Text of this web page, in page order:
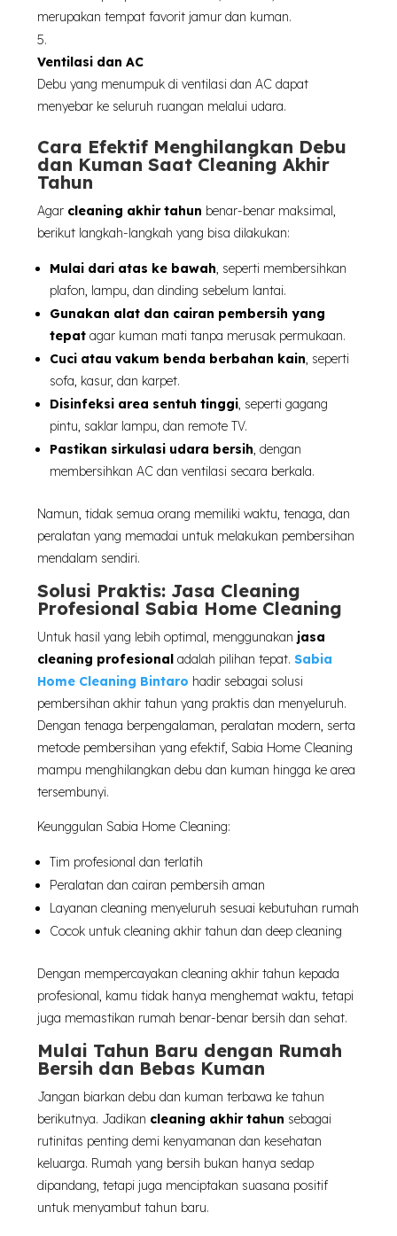
merupakan tempat favorit jamur dan kuman.
Ventilasi dan AC
Debu yang menumpuk di ventilasi dan AC dapat
menyebar ke seluruh ruangan melalui udara.
Cara Efektif Menghilangkan Debu
dan Kuman Saat Cleaning Akhir
Tahun
Agar cleaning akhir tahun benar-benar maksimal,
berikut langkah-langkah yang bisa dilakukan:
Mulai dari atas ke bawah, seperti membersihkan
plafon, lampu, dan dinding sebelum lantai.
Gunakan alat dan cairan pembersih yang
tepat agar kuman mati tanpa merusak permukaan.
Cuci atau vakum benda berbahan kain, seperti
sofa, kasur, dan karpet.
Disinfeksi area sentuh tinggi, seperti gagang
pintu, saklar lampu, dan remote TV.
Pastikan sirkulasi udara bersih, dengan
membersihkan AC dan ventilasi secara berkala.
Namun, tidak semua orang memiliki waktu, tenaga, dan
peralatan yang memadai untuk melakukan pembersihan
mendalam sendiri.
Solusi Praktis: Jasa Cleaning
Profesional Sabia Home Cleaning
Untuk hasil yang lebih optimal, menggunakan jasa
cleaning profesional adalah pilihan tepat.Sabia
Home Cleaning Bintaro hadir sebagai solusi
pembersihan akhir tahun yang praktis dan menyeluruh.
Dengan tenaga berpengalaman, peralatan modern, serta
metode pembersihan yang efektif, Sabia Home Cleaning
mampu menghilangkan debu dan kuman hingga ke area
tersembunyi.
Keunggulan Sabia Home Cleaning:
Tim profesional dan terlatih
Peralatan dan cairan pembersih aman
Layanan cleaning menyeluruh sesuai kebutuhan rumah
Cocok untuk cleaning akhir tahun dan deep cleaning
Dengan mempercayakan cleaning akhir tahun kepada
profesional, kamu tidak hanya menghemat waktu, tetapi
juga memastikan rumah benar-benar bersih dan sehat.
Mulai Tahun Baru dengan Rumah
Bersih dan Bebas Kuman
Jangan biarkan debu dan kuman terbawa ke tahun
berikutnya. Jadikan cleaning akhir tahun sebagai
rutinitas penting demi kenyamanan dan kesehatan
keluarga. Rumah yang bersih bukan hanya sedap
dipandang, tetapi juga menciptakan suasana positif
untuk menyambut tahun baru.